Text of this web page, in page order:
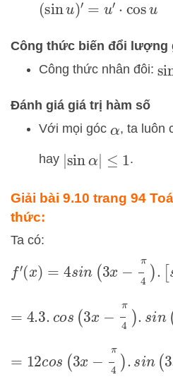
(sinu)′=u′ ⋅cosu
Công thức biến đổi lượng
Công thức nhân đôi:
Đánh giá giá trị hàm số
Với mọi góc α, ta luôn
hay sinα| ≤1 .
Giải bài 9.10 trang 94
thức:
Ta có:
′(x = n 3 −π si n 3x
4.3. 3x ). s 3
12c 3x ). s 3 −π